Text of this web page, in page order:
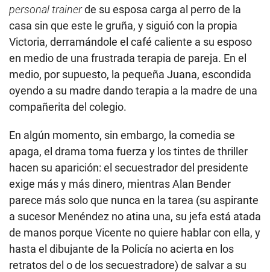
personal trainerde su esposa carga al perro de la
casa sin que este le gruña, y siguió con la propia
Victoria, derramándole el café caliente a su esposo
en medio de una frustrada terapia de pareja. En el
medio, por supuesto, la pequeña Juana, escondida
oyendo a su madre dando terapia a la madre de una
compañerita del colegio.
En algún momento, sin embargo, la comedia se
apaga, el drama toma fuerza y los tintes de thriller
hacen su aparición: el secuestrador del presidente
exige más y más dinero, mientras Alan Bender
parece más solo que nunca en la tarea (su aspirante
a sucesor Menéndez no atina una, su jefa está atada
de manos porque Vicente no quiere hablar con ella, y
hasta el dibujante de la Policía no acierta en los
retratos del o de los secuestradore) de salvar a su